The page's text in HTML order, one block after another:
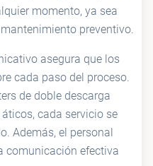
momento, ya sea
preventivo.
asegura que los
cada paso del proceso.
de doble descarga
cada servicio se
Además, el personal
comunicación efectiva